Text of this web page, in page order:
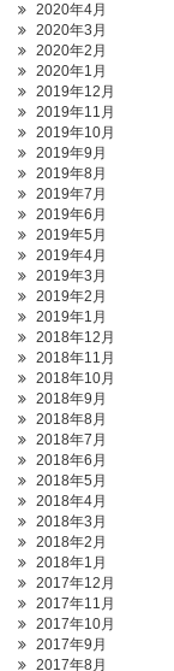
2020年4月
2020年3月
2020年2月
2020年1月
2019年12月
2019年11月
2019年10月
2019年9月
2019年8月
2019年7月
2019年6月
2019年5月
2019年4月
2019年3月
2019年2月
2019年1月
2018年12月
2018年11月
2018年10月
2018年9月
2018年8月
2018年7月
2018年6月
2018年5月
2018年4月
2018年3月
2018年2月
2018年1月
2017年12月
2017年11月
2017年10月
2017年9月
2017年8月